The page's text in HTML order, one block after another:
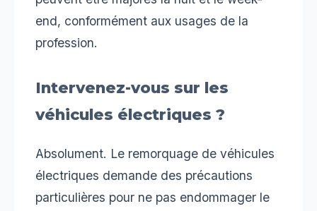
end, conformément aux usages de la
profession.
Intervenez-vous sur les
véhicules électriques ?
Absolument. Le remorquage de véhicules
électriques demande des précautions
particulières pour ne pas endommager le